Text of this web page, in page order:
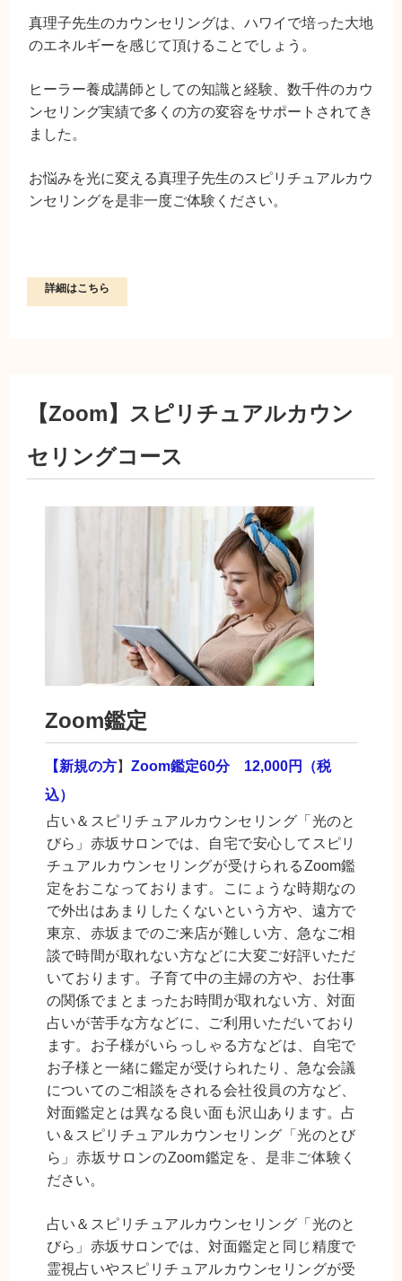
真理子先生のカウンセリングは、ハワイで培った大地
のエネルギーを感じて頂けることでしょう。
ヒーラー養成講師としての知識と経験、数千件のカウ
ンセリング実績で多くの方の変容をサポートされてき
ました。
お悩みを光に変える真理子先生のスピリチュアルカウ
ンセリングを是非一度ご体験ください。
詳細はこちら
【Zoom】スピリチュアルカウン
セリングコース
Zoom鑑定
【新規の方】 Zoom鑑定60分 12,000円（税
込）
占い＆スピリチュアルカウンセリング「光のと
びら」赤坂サロンでは、自宅で安心してスピリ
チュアルカウンセリングが受けられるZoom鑑
定をおこなっております。こにょうな時期なの
で外出はあまりしたくないという方や、遠方で
東京、赤坂までのご来店が難しい方、急なご相
談で時間が取れない方などに大変ご好評いただ
いております。子育て中の主婦の方や、お仕事
の関係でまとまったお時間が取れない方、対面
占いが苦手な方などに、ご利用いただいており
ます。お子様がいらっしゃる方などは、自宅で
お子様と一緒に鑑定が受けられたり、急な会議
についてのご相談をされる会社役員の方など、
対面鑑定とは異なる良い面も沢山あります。占
い＆スピリチュアルカウンセリング「光のとび
ら」赤坂サロンのZoom鑑定を、是非ご体験く
ださい。
占い＆スピリチュアルカウンセリング「光のと
びら」赤坂サロンでは、対面鑑定と同じ精度で
霊視占いやスピリチュアルカウンセリングが受